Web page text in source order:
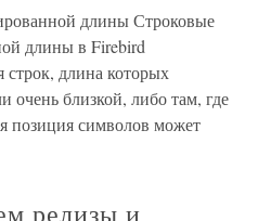
длины Строковые
длины в Firebird
строк, длина которых
очень близкой, либо там, где
позиция символов может
релизы и